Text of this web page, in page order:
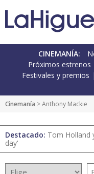
CINEMANÍA:
Próximos estrenos
Festivales y premios
Cinemanía > Anthony Mackie
Destacado: Tom Holland
day'